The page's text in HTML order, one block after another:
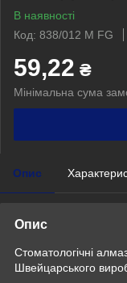
В наявності
Код: 838/012 М FG
59,22 ₴
Мінімальна сума
Опис
Опис
Стоматологічні
Швейцарського